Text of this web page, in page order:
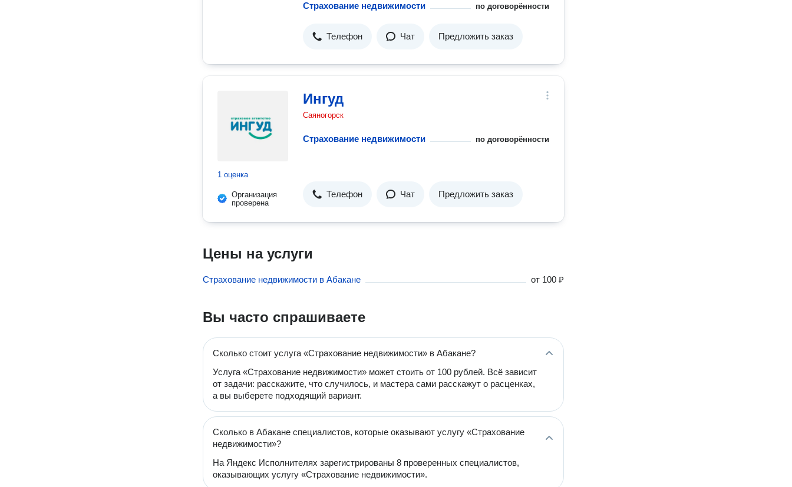
Страхование недвижимости по договорённости
Телефон Чат Предложить заказ
1 оценка
Организация
проверена
Ингуд
Саяногорск
Страхование недвижимости по договорённости
Телефон Чат Предложить заказ
Цены на услуги
Страхование недвижимости в Абакане от 100 ₽
Вы часто спрашиваете
Сколько стоит услуга «Страхование недвижимости» в Абакане?
Услуга «Страхование недвижимости» может стоить от 100 рублей. Всё зависит
от задачи: расскажите, что случилось, и мастера сами расскажут о расценках,
а вы выберете подходящий вариант.
Сколько в Абакане специалистов, которые оказывают услугу «Страхование
недвижимости»?
На Яндекс Исполнителях зарегистрированы 8 проверенных специалистов,
оказывающих услугу «Страхование недвижимости».